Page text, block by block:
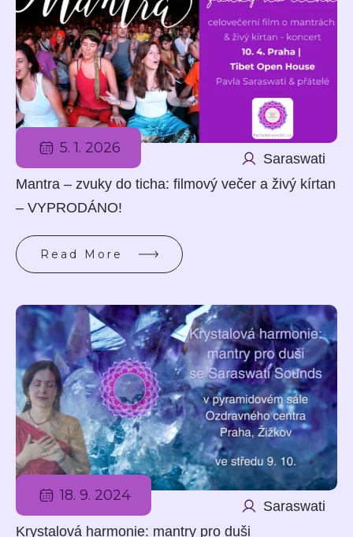
5. 1. 2026
Saraswati
Mantra – zvuky do ticha: filmový večer a živý kírtan
– VYPRODÁNO!
Read More
18. 9. 2024
Saraswati
Krystalová harmonie: mantry pro duši